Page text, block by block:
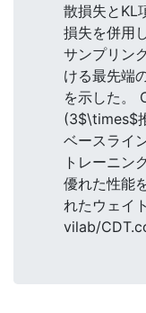
散損失とKL
損失を併用
サンプリン
ける最先端
を示した。
(3$\times$
ベースライ
トレーニン
優れた性能
れたウェイ
vilab/